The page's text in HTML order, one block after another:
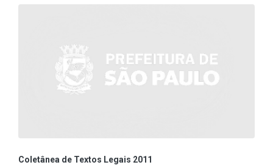
Coletânea de Textos Legais 2011